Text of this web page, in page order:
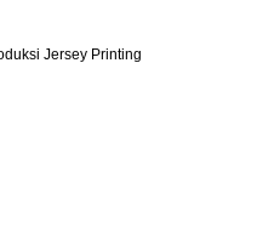
Jersey Printing